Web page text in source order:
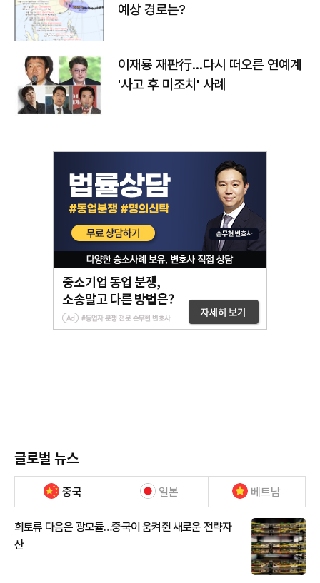
예상 경로는?
이재룡 재판行…다시 떠오른 연예계
'사고 후 미조치' 사례
글로벌 뉴스
중국 일본 베트남
희토류 다음은 광모듈…중국이 움켜쥔 새로운 전략자
산